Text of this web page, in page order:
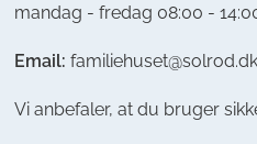
mandag - fredag 08:00 -
Email: familiehuset@solrod.dk
Vi anbefaler, at du bruger